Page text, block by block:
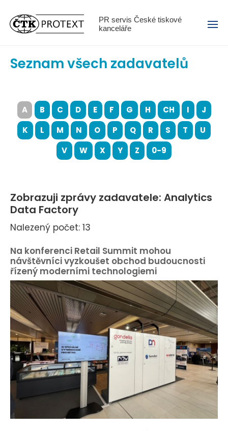
PR servis České tiskové
kanceláře
Menu
Seznam všech zadavatelů
A B C D E F G H CH I
J
K
L M N O P Q R S T
U
V
W X Y Z 0-9
Zobrazuji zprávy zadavatele: Analytics
Data Factory
Nalezený počet: 13
Na konferenci Retail Summit mohou
návštěvníci vyzkoušet obchod budoucnosti
řízený moderními technologiemi